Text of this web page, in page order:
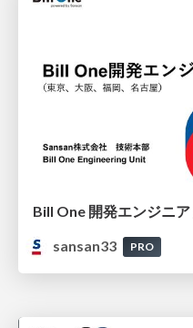
Bill One 開発エンジニ
sansan33
PRO